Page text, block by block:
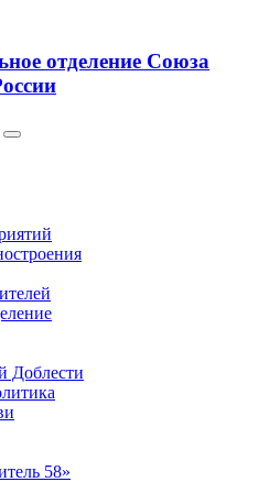
отделение Союза
Доблести
58»